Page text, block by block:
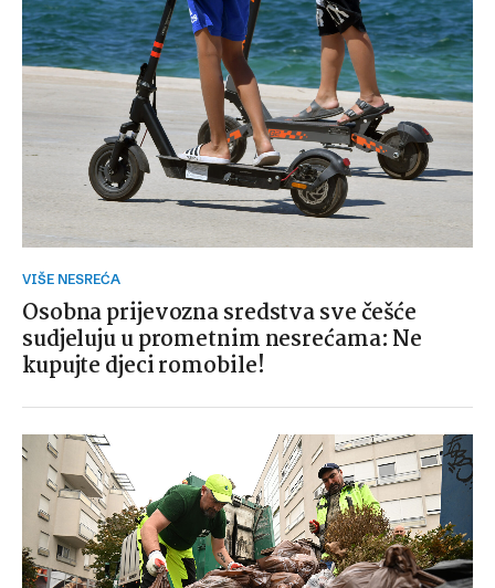
VIŠE NESREĆA
Osobna prijevozna sredstva sve češće
sudjeluju u prometnim nesrećama: Ne
kupujte djeci romobile!